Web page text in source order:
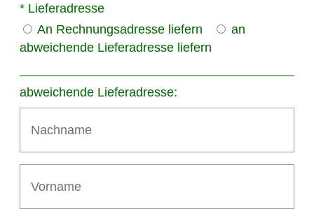
* Lieferadresse
An Rechnungsadresse liefern
an
abweichende Lieferadresse liefern
abweichende Lieferadresse: